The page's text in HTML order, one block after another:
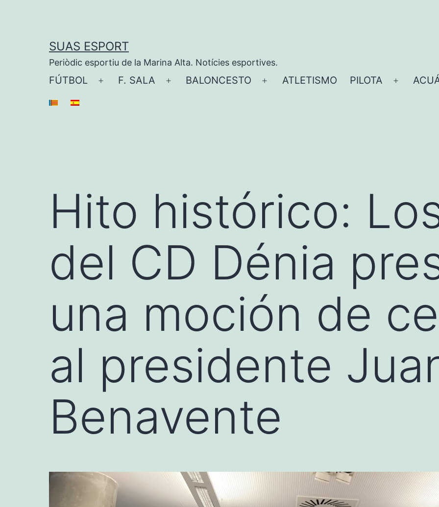
SUAS ESPORT
Periòdic esportiu de la Marina Alta. Notícies esportives.
FÚTBOL
Abrir
F. SALA
Abrir
BALONCESTO
Abrir
ATLETISMO PILOTA
Abrir
Hito histórico:
del CD Dénia
una moción de
al presidente
Benavente